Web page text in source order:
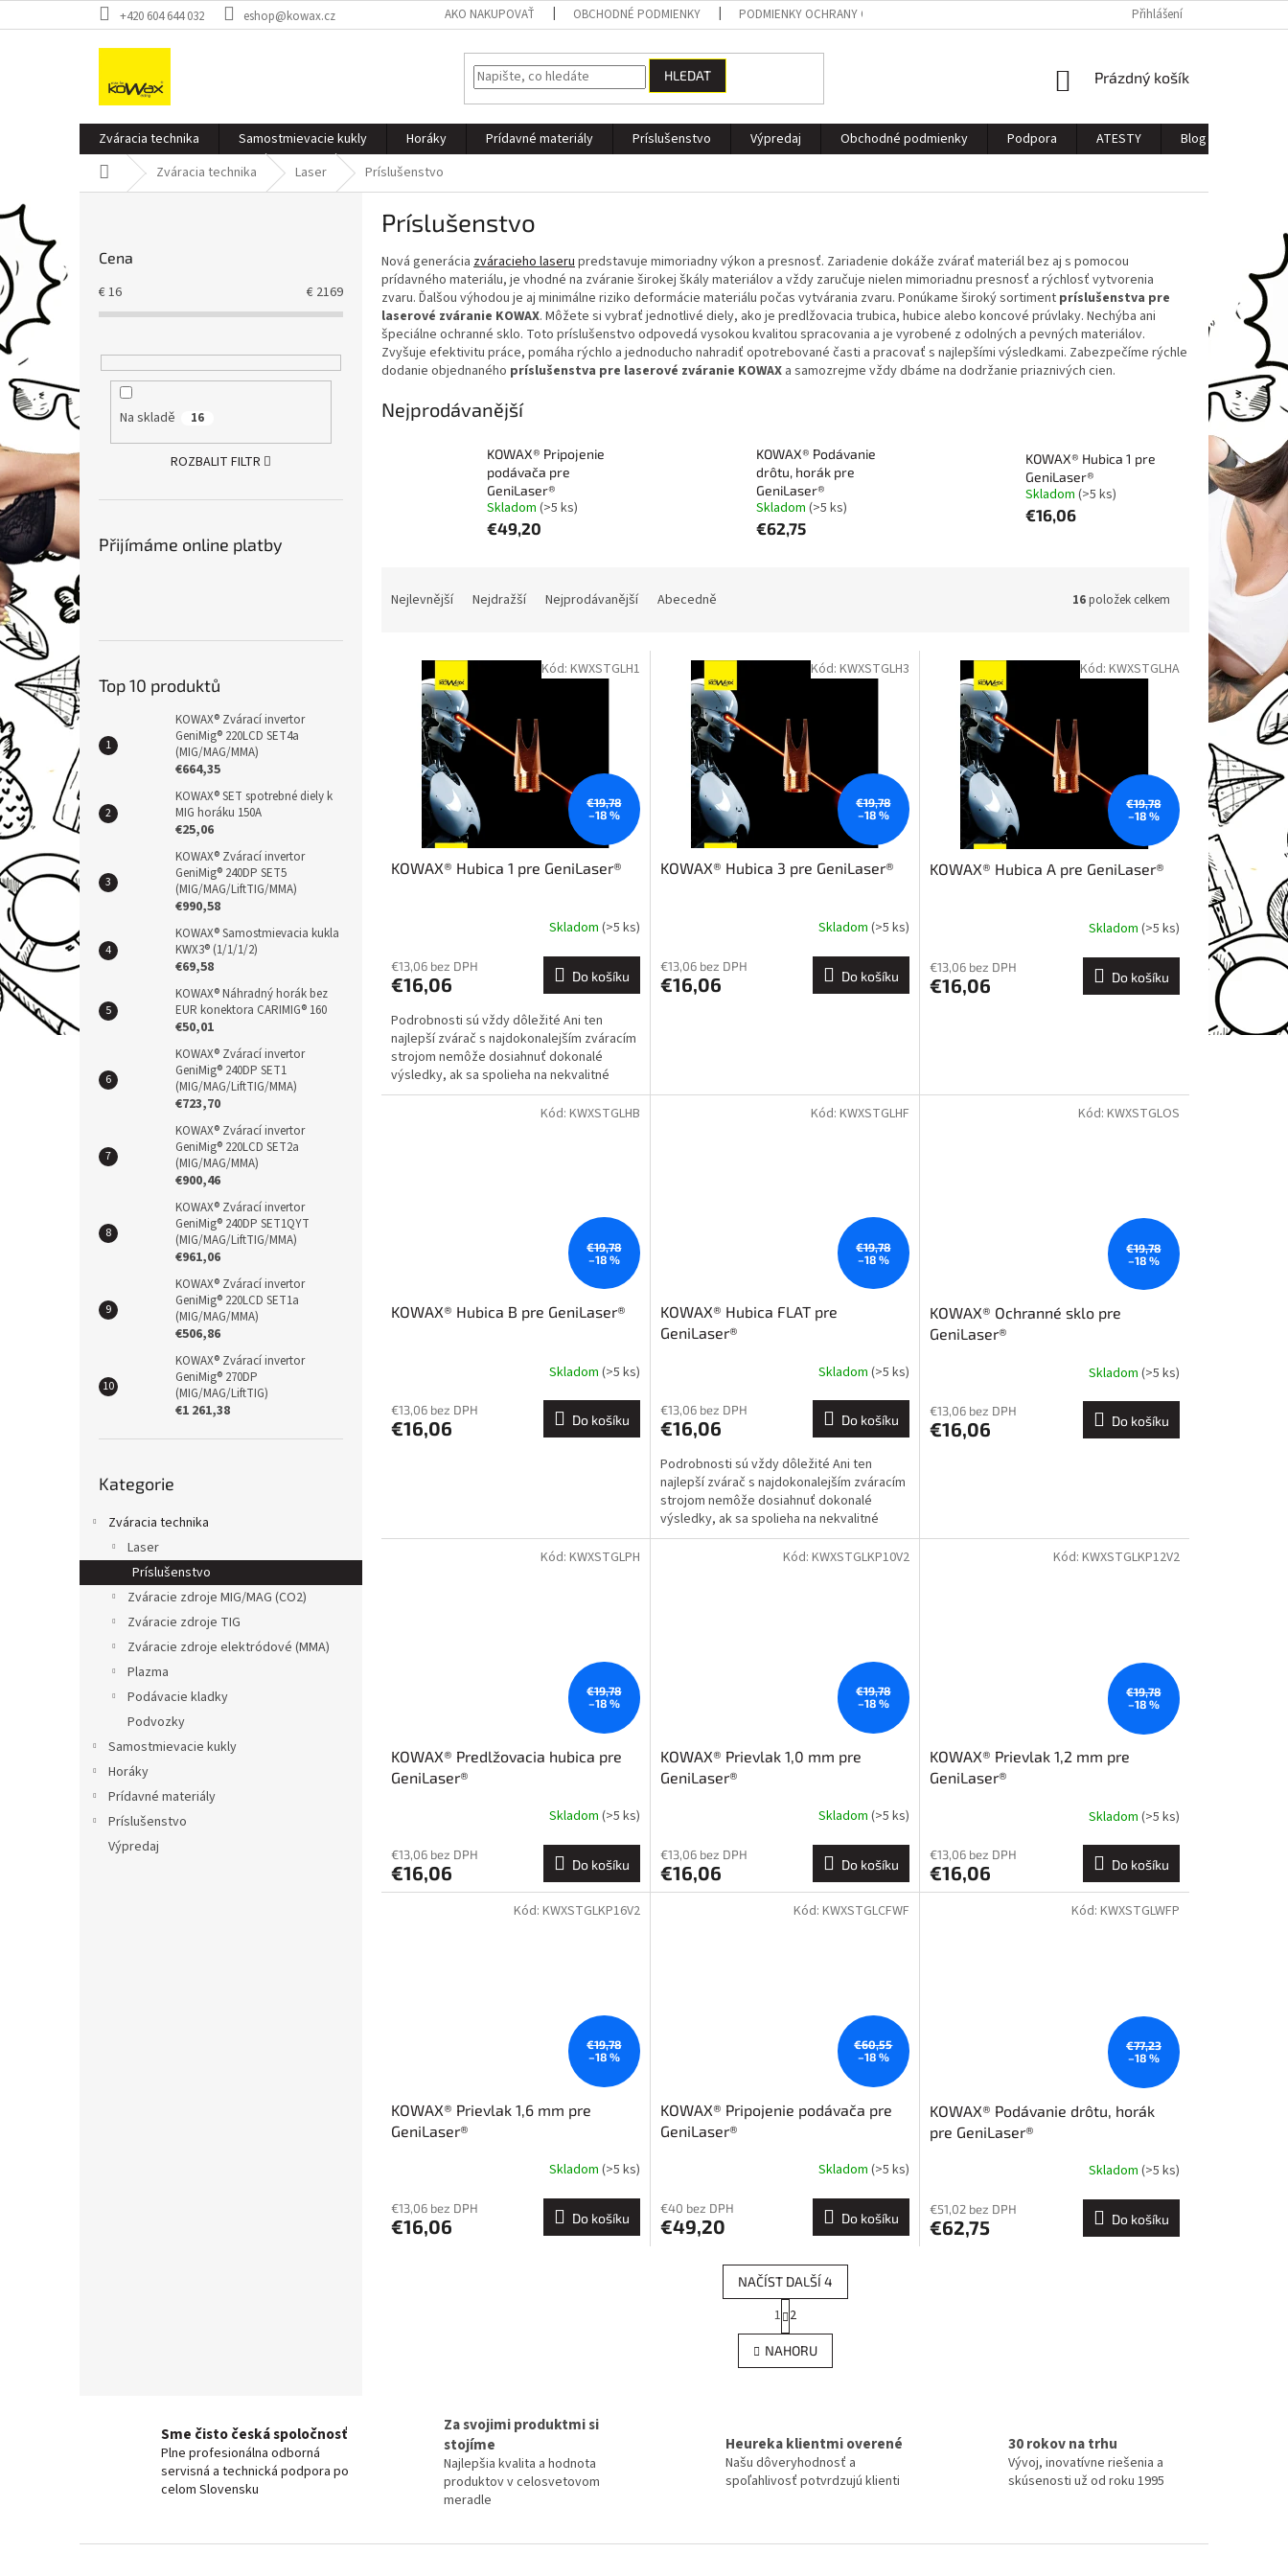
na
+420 604 644 032 eshop@kowax.cz AKO NAKUPOVAŤ OBCHODNÉ PODMIENKY PODMIENKY OCHRANY OSOBNÝCH ÚDAJOV Přihlášení
HLEDAT
NÁKUPNÍ
Prázdný košík
Zváracia technika Samostmievacie kukly Horáky Prídavné materiály Príslušenstvo Výpredaj Obchodné podmienky Podpora ATESTY Blog
Domů Zváracia technika Laser Príslušenstvo
p
a
n
e
l
Cena
€16 € 2169
Na skladě 16
ROZBALIT FILTR
Přijímáme online platby
Top 10 produktů
KOWAX® Zvárací invertor
GeniMig® 220LCD SET4a
(MIG/MAG/MMA)
€664,35
KOWAX® SET spotrebné diely k
MIG horáku 150A
€25,06
KOWAX® Zvárací invertor
GeniMig® 240DP SET5
(MIG/MAG/LiftTIG/MMA)
€990,58
KOWAX® Samostmievacia kukla
KWX3® (1/1/1/2)
€69,58
KOWAX® Náhradný horák bez
EUR konektora CARIMIG® 160
€50,01
KOWAX® Zvárací invertor
GeniMig® 240DP SET1
(MIG/MAG/LiftTIG/MMA)
€723,70
KOWAX® Zvárací invertor
GeniMig® 220LCD SET2a
(MIG/MAG/MMA)
€900,46
KOWAX® Zvárací invertor
GeniMig® 240DP SET1QYT
(MIG/MAG/LiftTIG/MMA)
€961,06
KOWAX® Zvárací invertor
GeniMig® 220LCD SET1a
(MIG/MAG/MMA)
€506,86
KOWAX® Zvárací invertor
GeniMig® 270DP
(MIG/MAG/LiftTIG)
€1 261,38
kategorie
Kategorie
Zváracia technika
Laser
Príslušenstvo
Zváracie zdroje MIG/MAG (CO2)
Zváracie zdroje TIG
Zváracie zdroje elektródové (MMA)
Plazma
Podávacie kladky
Podvozky
Samostmievacie kukly
Horáky
Prídavné materiály
Príslušenstvo
Výpredaj
Príslušenstvo
Nová generácia zváracieho laseru predstavuje mimoriadny výkon a presnosť. Zariadenie dokáže zvárať materiál bez aj s pomocou
prídavného materiálu, je vhodné na zváranie širokej škály materiálov a vždy zaručuje nielen mimoriadnu presnosť a rýchlosť vytvorenia
zvaru. Ďalšou výhodou je aj minimálne riziko deformácie materiálu počas vytvárania zvaru. Ponúkame široký sortiment príslušenstva pre
laserové zváranie KOWAX. Môžete si vybrať jednotlivé diely, ako je predlžovacia trubica, hubice alebo koncové prúvlaky. Nechýba ani
špeciálne ochranné sklo. Toto príslušenstvo odpovedá vysokou kvalitou spracovania a je vyrobené z odolných a pevných materiálov.
Zvyšuje efektivitu práce, pomáha rýchlo a jednoducho nahradiť opotrebované časti a pracovať s najlepšími výsledkami. Zabezpečíme rýchle
dodanie objednaného príslušenstva pre laserové zváranie KOWAX a samozrejme vždy dbáme na dodržanie priaznivých cien.
Nejprodávanější
KOWAX® Pripojenie
podávača pre
GeniLaser®
Skladom (>5 ks)
€49,20
KOWAX® Podávanie
drôtu, horák pre
GeniLaser®
Skladom (>5 ks)
€62,75
KOWAX® Hubica 1 pre
GeniLaser®
Skladom (>5 ks)
€16,06
Nejlevnější Nejdražší Nejprodávanější Abecedně 16položek celkem
€19,78
–18 %
KOWAX® Hubica 1 pre GeniLaser®
Skladom (>5 ks)
€13,06 bez DPH
€16,06 Do košíku
Podrobnosti sú vždy dôležité Ani ten
najlepší zvárač s najdokonalejším zváracím
strojom nemôže dosiahnuť dokonalé
výsledky, ak sa spolieha na nekvalitné
spotrebné diely. A práve...
Kód: KWXSTGLH1
€19,78
–18 %
KOWAX® Hubica 3 pre GeniLaser®
Skladom (>5 ks)
€13,06 bez DPH
€16,06 Do košíku
Kód: KWXSTGLH3
€19,78
–18 %
KOWAX® Hubica A pre GeniLaser®
Skladom (>5 ks)
€13,06 bez DPH
€16,06 Do košíku
Kód: KWXSTGLHA
€19,78
–18 %
KOWAX® Hubica B pre GeniLaser®
Skladom (>5 ks)
€13,06 bez DPH
€16,06 Do košíku
Kód: KWXSTGLHB
€19,78
–18 %
KOWAX® Hubica FLAT pre
GeniLaser®
Skladom (>5 ks)
€13,06 bez DPH
€16,06 Do košíku
Podrobnosti sú vždy dôležité Ani ten
najlepší zvárač s najdokonalejším zváracím
strojom nemôže dosiahnuť dokonalé
výsledky, ak sa spolieha na nekvalitné
spotrebné diely. A práve...
Kód: KWXSTGLHF
€19,78
–18 %
KOWAX® Ochranné sklo pre
GeniLaser®
Skladom (>5 ks)
€13,06 bez DPH
€16,06 Do košíku
Kód: KWXSTGLOS
€19,78
–18 %
KOWAX® Predlžovacia hubica pre
GeniLaser®
Skladom (>5 ks)
€13,06 bez DPH
€16,06 Do košíku
Kód: KWXSTGLPH
€19,78
–18 %
KOWAX® Prievlak 1,0 mm pre
GeniLaser®
Skladom (>5 ks)
€13,06 bez DPH
€16,06 Do košíku
Kód: KWXSTGLKP10V2
€19,78
–18 %
KOWAX® Prievlak 1,2 mm pre
GeniLaser®
Skladom (>5 ks)
€13,06 bez DPH
€16,06 Do košíku
Kód: KWXSTGLKP12V2
€19,78
–18 %
KOWAX® Prievlak 1,6 mm pre
GeniLaser®
Skladom (>5 ks)
€13,06 bez DPH
€16,06 Do košíku
Kód: KWXSTGLKP16V2
€60,55
–18 %
KOWAX® Pripojenie podávača pre
GeniLaser®
Skladom (>5 ks)
€40 bez DPH
€49,20 Do košíku
Kód: KWXSTGLCFWF
€77,23
–18 %
KOWAX® Podávanie drôtu, horák
pre GeniLaser®
Skladom (>5 ks)
€51,02 bez DPH
€62,75 Do košíku
Kód: KWXSTGLWFP
O
v
l
í
p
r
y
NAČÍST DALŠÍ 4
S
t
r
á
n
á
n
í
1 2
NAHORU
Sme čisto česká spoločnosť
Plne profesionálna odborná
servisná a technická podpora po
celom Slovensku
Za svojimi produktmi si
stojíme
Najlepšia kvalita a hodnota
produktov v celosvetovom
meradle
Heureka klientmi overené
Našu dôveryhodnosť a
spoľahlivosť potvrdzujú klienti
30 rokov na trhu
Vývoj, inovatívne riešenia a
skúsenosti už od roku 1995